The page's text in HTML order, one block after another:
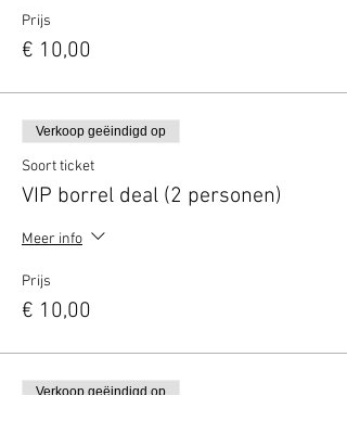
Prijs
€ 10,00
Verkoop geëindigd op
Soort ticket
VIP borrel deal (2 personen)
Meer info
Prijs
€ 10,00
Verkoop geëindigd op